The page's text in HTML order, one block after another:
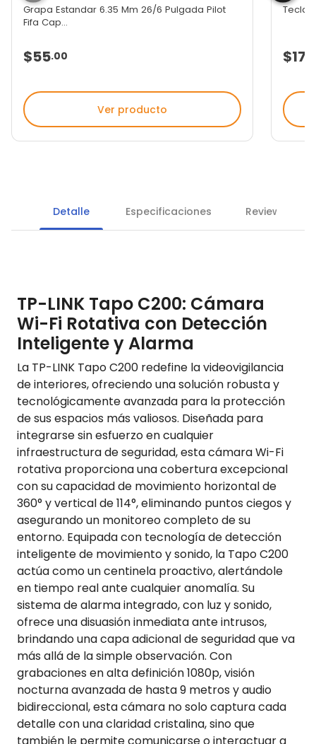
Grapa Estandar 6.35 Mm 26/6 Pulgada Pilot
Fifa Cap...
$55.00
Ver producto
$179
Detalle Especificaciones Reviews
TP-LINK Tapo C200: Cámara
Wi-Fi Rotativa con Detección
Inteligente y Alarma
La TP-LINK Tapo C200 redefine la videovigilancia
de interiores, ofreciendo una solución robusta y
tecnológicamente avanzada para la protección
de sus espacios más valiosos. Diseñada para
integrarse sin esfuerzo en cualquier
infraestructura de seguridad, esta cámara Wi-Fi
rotativa proporciona una cobertura excepcional
con su capacidad de movimiento horizontal de
360° y vertical de 114°, eliminando puntos ciegos y
asegurando un monitoreo completo de su
entorno. Equipada con tecnología de detección
inteligente de movimiento y sonido, la Tapo C200
actúa como un centinela proactivo, alertándole
en tiempo real ante cualquier anomalía. Su
sistema de alarma integrado, con luz y sonido,
ofrece una disuasión inmediata ante intrusos,
brindando una capa adicional de seguridad que va
más allá de la simple observación. Con
grabaciones en alta definición 1080p, visión
nocturna avanzada de hasta 9 metros y audio
bidireccional, esta cámara no solo captura cada
detalle con una claridad cristalina, sino que